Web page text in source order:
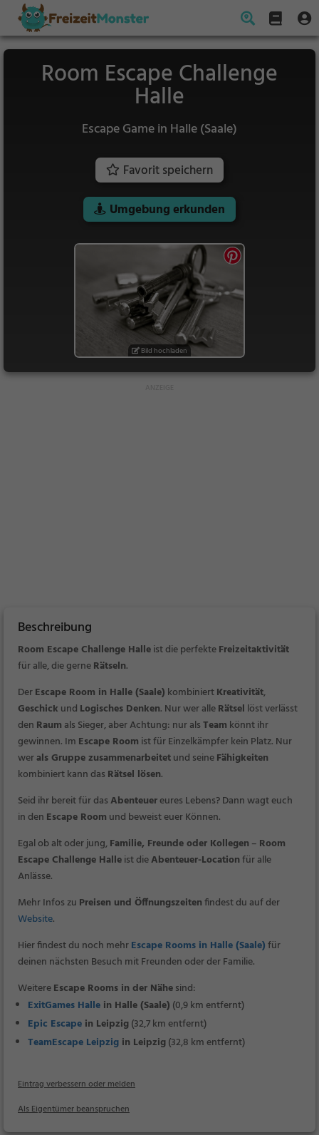
Room Escape Challenge
Halle
Escape Game in Halle (Saale)
Favorit speichern
Umgebung erkunden
Bild hochladen
Beschreibung
Room Escape Challenge Halleist die perfekteFreizeitaktivität
für alle, die gerneRätseln.
DerEscape Room in Halle (Saale) kombiniertKreativität,
Geschick und Logisches Denken. Nur wer alleRätsel löst verlässt
den Raum als Sieger, aber Achtung: nur alsTeam könnt ihr
gewinnen. Im Escape Room ist für Einzelkämpfer kein Platz. Nur
werals Gruppe zusammenarbeitetund seineFähigkeiten
kombiniert kann das Rätsel lösen.
Seid ihr bereit für dasAbenteuereures Lebens? Dann wagt euch
in den Escape Room und beweist euer Können.
Egal ob alt oder jung,Familie, Freunde oder Kollegen – Room
Escape Challenge Halleist dieAbenteuer-Locationfür alle
Anlässe.
Mehr Infos zu Preisen und Öffnungszeitenfindest du auf der
Website.
Hier findest du noch mehrEscape Rooms in Halle (Saale)für
deinen nächsten Besuch mit Freunden oder der Familie.
WeitereEscape Rooms in der Nähesind:
ExitGames Halle in Halle (Saale) (0,9 km entfernt)
Epic Escape in Leipzig(32,7 km entfernt)
TeamEscape Leipzig in Leipzig(32,8 km entfernt)
Eintrag verbessern oder melden
Als Eigentümer beanspruchen